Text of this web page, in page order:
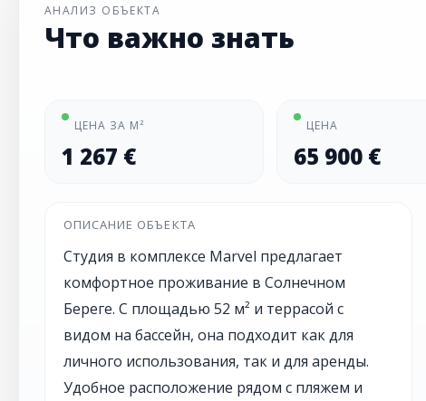
АНАЛИЗ ОБЪЕКТА
Что важно знать
ЦЕНА ЗА М²
1 267 €
ЦЕНА
65 900 €
ОПИСАНИЕ ОБЪЕКТА
Студия в комплексе Marvel предлагает
комфортное проживание в Солнечном
Береге. С площадью 52 м² и террасой с
видом на бассейн, она подходит как для
личного использования, так и для аренды.
Удобное расположение рядом с пляжем и